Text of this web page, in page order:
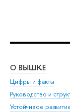
О ВЫШКЕ
Цифры и факты
Руководство и
Устойчивое